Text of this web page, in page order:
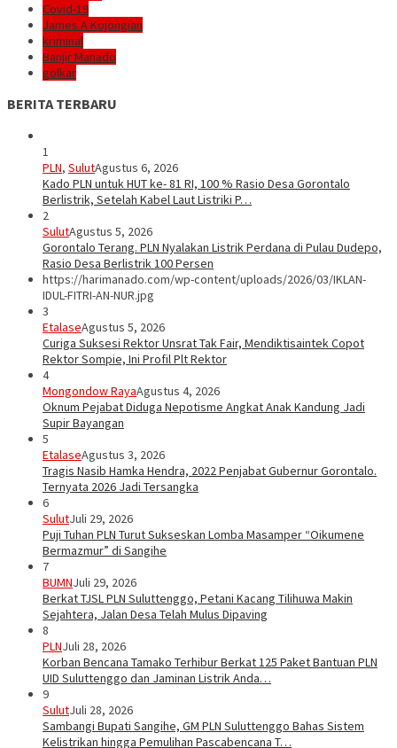
Covid-19
James A Kojongian
kriminal
Banjir Manado
golkar
BERITA TERBARU
1
PLN, SulutAgustus 6, 2026
Kado PLN untuk HUT ke- 81 RI, 100 % Rasio Desa Gorontalo
Berlistrik, Setelah Kabel Laut Listriki P…
2
SulutAgustus 5, 2026
Gorontalo Terang. PLN Nyalakan Listrik Perdana di Pulau Dudepo,
Rasio Desa Berlistrik 100 Persen
https://harimanado.com/wp-content/uploads/2026/03/IKLAN-
IDUL-FITRI-AN-NUR.jpg
3
EtalaseAgustus 5, 2026
Curiga Suksesi Rektor Unsrat Tak Fair, Mendiktisaintek Copot
Rektor Sompie, Ini Profil Plt Rektor
4
Mongondow RayaAgustus 4, 2026
Oknum Pejabat Diduga Nepotisme Angkat Anak Kandung Jadi
Supir Bayangan
5
EtalaseAgustus 3, 2026
Tragis Nasib Hamka Hendra, 2022 Penjabat Gubernur Gorontalo.
Ternyata 2026 Jadi Tersangka
6
SulutJuli 29, 2026
Puji Tuhan PLN Turut Sukseskan Lomba Masamper “Oikumene
Bermazmur” di Sangihe
7
BUMNJuli 29, 2026
Berkat TJSL PLN Suluttenggo, Petani Kacang Tilihuwa Makin
Sejahtera, Jalan Desa Telah Mulus Dipaving
8
PLNJuli 28, 2026
Korban Bencana Tamako Terhibur Berkat 125 Paket Bantuan PLN
UID Suluttenggo dan Jaminan Listrik Anda…
9
SulutJuli 28, 2026
Sambangi Bupati Sangihe, GM PLN Suluttenggo Bahas Sistem
Kelistrikan hingga Pemulihan Pascabencana T…